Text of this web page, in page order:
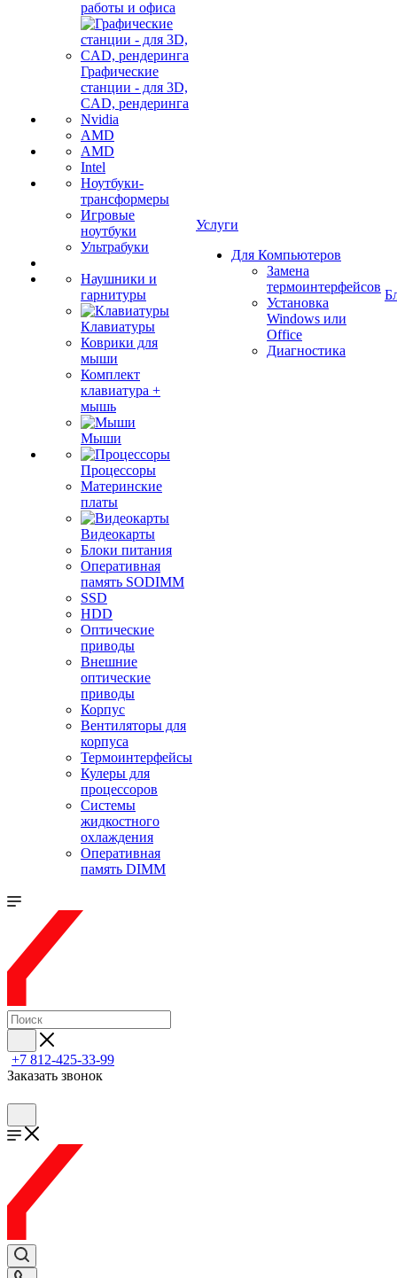
работы и офиса
Графические
станции - для 3D,
CAD, рендеринга
Nvidia
AMD
AMD
Intel
Ноутбуки-
трансформеры
Игровые
ноутбуки
Ультрабуки
Наушники и
гарнитуры
Клавиатуры
Коврики для
мыши
Комплект
клавиатура +
мышь
Мыши
Процессоры
Материнские
платы
Видеокарты
Блоки питания
Оперативная
память SODIMM
SSD
HDD
Оптические
приводы
Внешние
оптические
приводы
Корпус
Вентиляторы для
корпуса
Термоинтерфейсы
Кулеры для
процессоров
Системы
жидкостного
охлаждения
Оперативная
память DIMM
Услуги
Для Компьютеров
Замена
термоинтерфейсов
Установка
Windows или
Office
Диагностика
+7 812-425-33-99
Заказать звонок